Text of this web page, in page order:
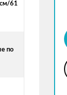
61
по